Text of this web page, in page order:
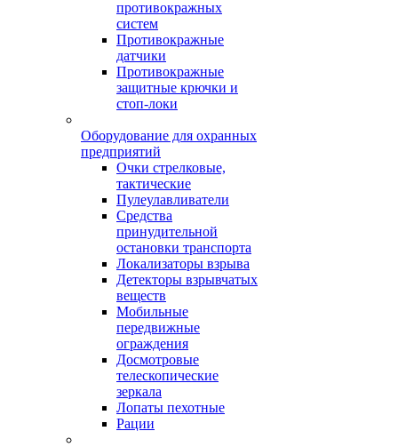
противокражных
систем
Противокражные
датчики
Противокражные
защитные крючки и
стоп-локи
Оборудование для охранных
предприятий
Очки стрелковые,
тактические
Пулеулавливатели
Средства
принудительной
остановки транспорта
Локализаторы взрыва
Детекторы взрывчатых
веществ
Мобильные
передвижные
ограждения
Досмотровые
телескопические
зеркала
Лопаты пехотные
Рации